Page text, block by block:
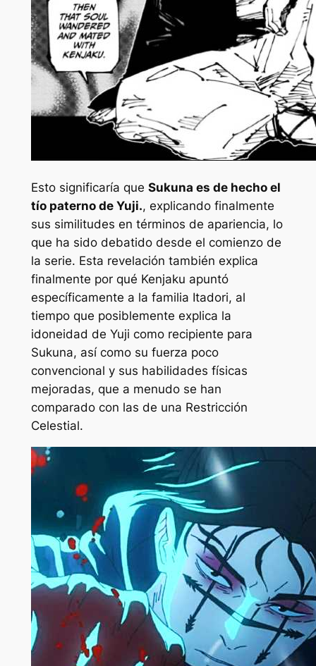
Esto significaría que Sukuna es de hecho el
tío paterno de Yuji., explicando finalmente
sus similitudes en términos de apariencia, lo
que ha sido debatido desde el comienzo de
la serie. Esta revelación también explica
finalmente por qué Kenjaku apuntó
específicamente a la familia Itadori, al
tiempo que posiblemente explica la
idoneidad de Yuji como recipiente para
Sukuna, así como su fuerza poco
convencional y sus habilidades físicas
mejoradas, que a menudo se han
comparado con las de una Restricción
Celestial.